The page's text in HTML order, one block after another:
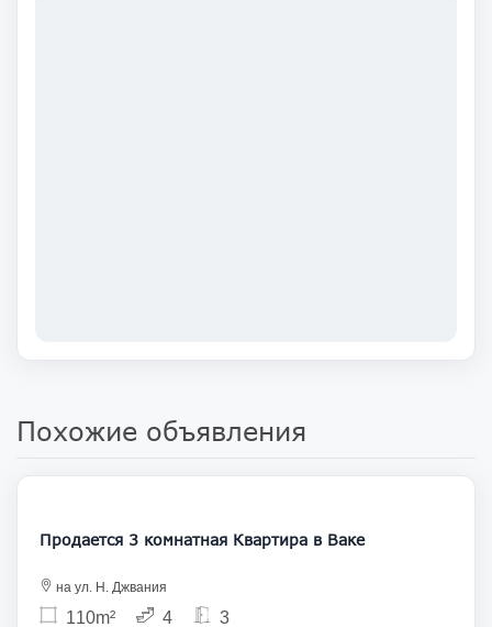
Похожие объявления
365 000
Продается 3 комнатная Квартира в Ваке
на ул. Н. Джвания
110m² 4 3